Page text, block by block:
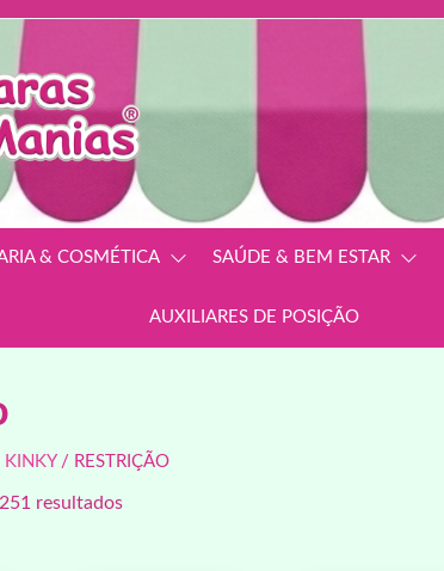
& COSMÉTICA SAÚDE & BEM ESTAR
AUXILIARES DE POSIÇÃO
KINKY/ RESTRIÇÃO
resultados